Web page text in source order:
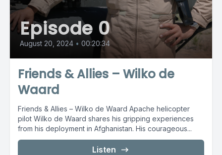
Episode 0
August 20, 2024 • 00:20:34
Friends & Allies – Wilko de
Waard
Friends & Allies – Wilko de Waard Apache helicopter
pilot Wilko de Waard shares his gripping experiences
from his deployment in Afghanistan. His courageous...
Listen